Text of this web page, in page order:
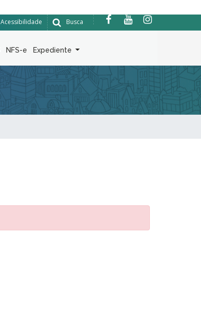
Busca
Acessibilidade
NFS-e Expediente